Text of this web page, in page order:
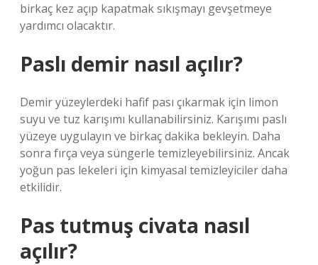
birkaç kez açıp kapatmak sıkışmayı gevşetmeye
yardımcı olacaktır.
Paslı demir nasıl açılır?
Demir yüzeylerdeki hafif pası çıkarmak için limon
suyu ve tuz karışımı kullanabilirsiniz. Karışımı paslı
yüzeye uygulayın ve birkaç dakika bekleyin. Daha
sonra fırça veya süngerle temizleyebilirsiniz. Ancak
yoğun pas lekeleri için kimyasal temizleyiciler daha
etkilidir.
Pas tutmuş civata nasıl
açılır?